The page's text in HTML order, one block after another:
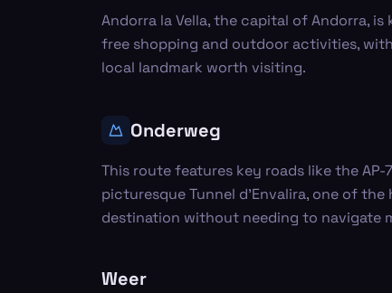
Andorra la Vella, the capital of Andorra,
free shopping and outdoor activities,
local landmark worth visiting.
Onderweg
This route features key roads like the
picturesque Tunnel d'Envalira, one of
destination without needing to navigate
Weer